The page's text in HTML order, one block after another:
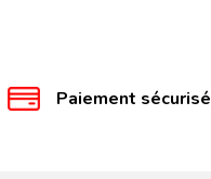
Paiement sécurisé